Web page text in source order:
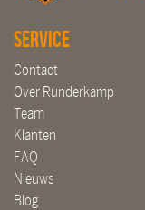
Service
Contact
Over Runderkamp
Team
Klanten
FAQ
Nieuws
Blog